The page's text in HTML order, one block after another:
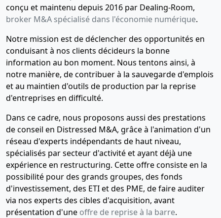
conçu et maintenu depuis 2016 par Dealing-Room,
broker M&A spécialisé dans l'économie numérique.
Notre mission est de déclencher des opportunités en
conduisant à nos clients décideurs la bonne
information au bon moment. Nous tentons ainsi, à
notre manière, de contribuer à la sauvegarde d'emplois
et au maintien d'outils de production par la reprise
d'entreprises en difficulté.
Dans ce cadre, nous proposons aussi des prestations
de conseil en Distressed M&A, grâce à l'animation d'un
réseau d'experts indépendants de haut niveau,
spécialisés par secteur d'activité et ayant déjà une
expérience en restructuring. Cette offre consiste en la
possibilité pour des grands groupes, des fonds
d'investissement, des ETI et des PME, de faire auditer
via nos experts des cibles d'acquisition, avant
présentation d'une offre de reprise à la barre.